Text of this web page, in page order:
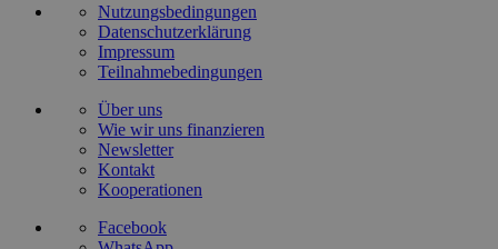
Nutzungsbedingungen
Datenschutzerklärung
Impressum
Teilnahmebedingungen
Über uns
Wie wir uns finanzieren
Newsletter
Kontakt
Kooperationen
Facebook